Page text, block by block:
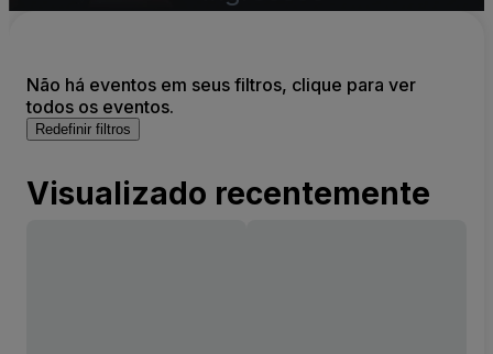
Não há eventos em seus filtros, clique para ver
todos os eventos.
Redefinir filtros
Visualizado recentemente